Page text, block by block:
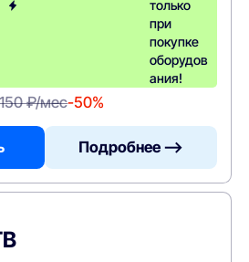
только
при
покупке
оборудов
ания!
₽/мес-50%
Подробнее —>